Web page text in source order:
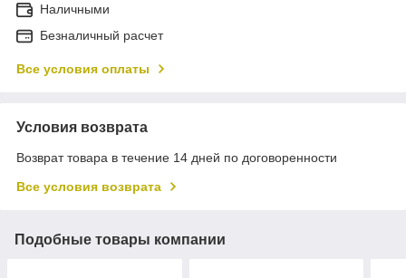
Наличными
Безналичный расчет
Все условия оплаты
Условия возврата
Возврат товара в течение 14 дней по договоренности
Все условия возврата
Подобные товары компании